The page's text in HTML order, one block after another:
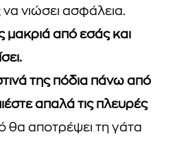
νιώσει ασφάλεια.
μακριά από εσάς και
της πόδια πάνω από
απαλά τις πλευρές
θα αποτρέψει τη γάτα